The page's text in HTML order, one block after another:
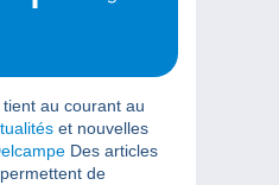
au courant au
et nouvelles
Des articles
de